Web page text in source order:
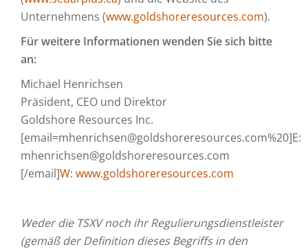
Unternehmens (www.goldshoreresources.com).
Für weitere Informationen wenden Sie sich bitte
an:
Michael Henrichsen
Präsident, CEO und Direktor
Goldshore Resources Inc.
[email=mhenrichsen@goldshoreresources.com%20]E:
mhenrichsen@goldshoreresources.com
[/email]W: www.goldshoreresources.com
Weder die TSXV noch ihr Regulierungsdienstleister
(gemäß der Definition dieses Begriffs in den